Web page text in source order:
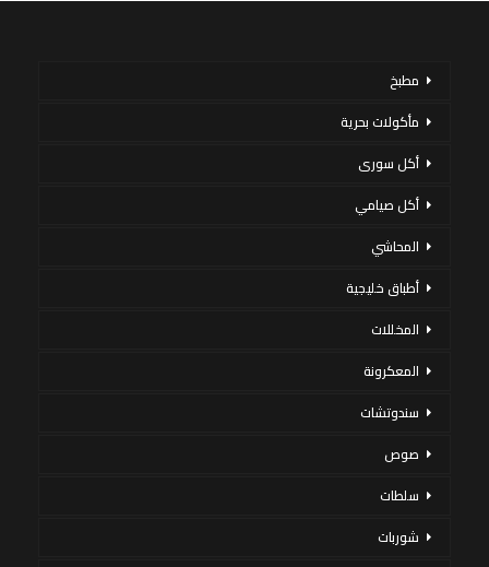
مطبخ
مأكولات بحرية
أكل سورى
أكل صيامي
المحاشي
أطباق خليجية
المخللات
المعكرونة
سندوتشات
صوص
سلطات
شوربات